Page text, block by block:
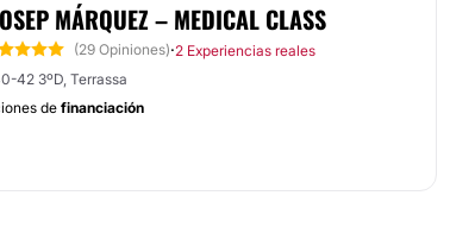
MÁRQUEZ – MEDICAL CLASS
(29 Opiniones)·2 Experiencias reales
42 3ºD, Terrassa
definanciación